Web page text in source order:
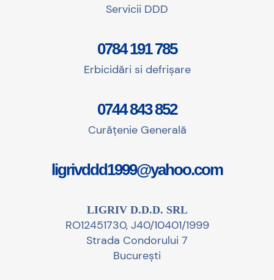
Servicii DDD
0784 191 785
Erbicidări si defrișare
0744 843 852
Curățenie Generală
ligrivddd1999@yahoo.com
LIGRIV D.D.D. SRL
RO12451730, J40/10401/1999
Strada Condorului 7
București